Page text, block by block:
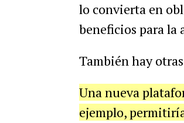
lo convierta en
beneficios para la
También hay
Una nueva
ejemplo,